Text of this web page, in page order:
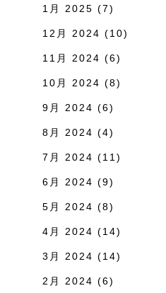
1月 2025 (7)
12月 2024 (10)
11月 2024 (6)
10月 2024 (8)
9月 2024 (6)
8月 2024 (4)
7月 2024 (11)
6月 2024 (9)
5月 2024 (8)
4月 2024 (14)
3月 2024 (14)
2月 2024 (6)